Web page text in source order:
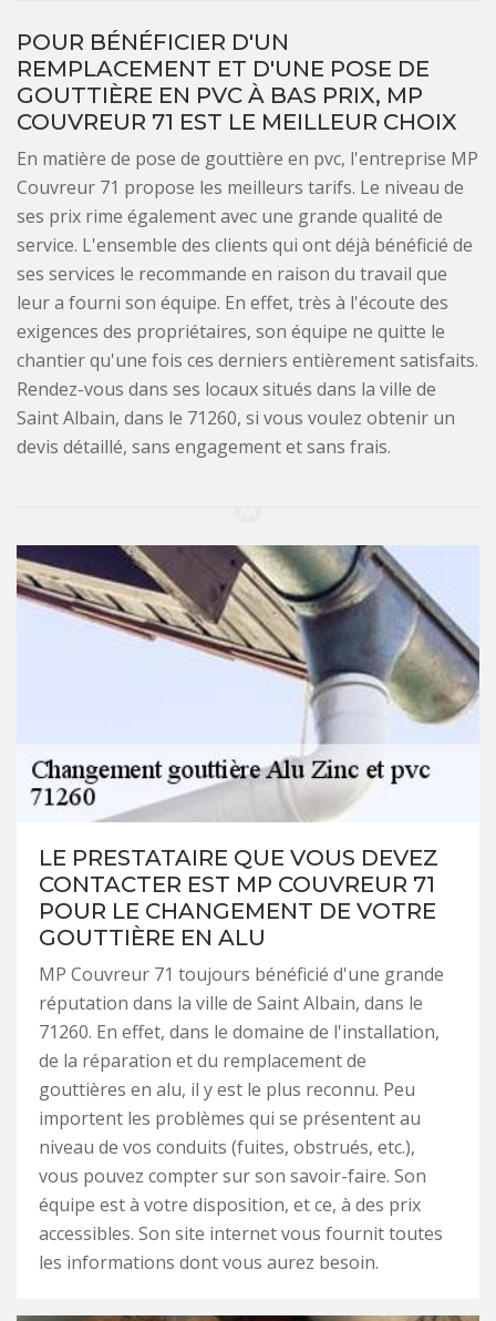
POUR BÉNÉFICIER D'UN
REMPLACEMENT ET D'UNE POSE DE
GOUTTIÈRE EN PVC À BAS PRIX, MP
COUVREUR 71 EST LE MEILLEUR CHOIX
En matière de pose de gouttière en pvc, l'entreprise MP
Couvreur 71 propose les meilleurs tarifs. Le niveau de
ses prix rime également avec une grande qualité de
service. L'ensemble des clients qui ont déjà bénéficié de
ses services le recommande en raison du travail que
leur a fourni son équipe. En effet, très à l'écoute des
exigences des propriétaires, son équipe ne quitte le
chantier qu'une fois ces derniers entièrement satisfaits.
Rendez-vous dans ses locaux situés dans la ville de
Saint Albain, dans le 71260, si vous voulez obtenir un
devis détaillé, sans engagement et sans frais.
LE PRESTATAIRE QUE VOUS DEVEZ
CONTACTER EST MP COUVREUR 71
POUR LE CHANGEMENT DE VOTRE
GOUTTIÈRE EN ALU
MP Couvreur 71 toujours bénéficié d'une grande
réputation dans la ville de Saint Albain, dans le
71260. En effet, dans le domaine de l'installation,
de la réparation et du remplacement de
gouttières en alu, il y est le plus reconnu. Peu
importent les problèmes qui se présentent au
niveau de vos conduits (fuites, obstrués, etc.),
vous pouvez compter sur son savoir-faire. Son
équipe est à votre disposition, et ce, à des prix
accessibles. Son site internet vous fournit toutes
les informations dont vous aurez besoin.